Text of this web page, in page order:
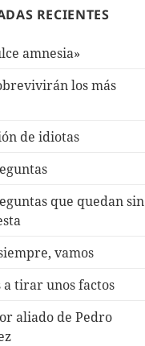
RECIENTES
amnesia»
los más
de idiotas
que quedan sin
vamos
a tirar unos factos
aliado de Pedro